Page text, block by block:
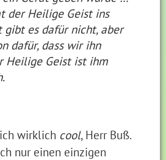
der Heilige Geist ins
gibt es dafür nicht, aber
dafür, dass wir ihn
Heilige Geist ist ihm
wirklich cool, Herr Buß.
nur einen einzigen